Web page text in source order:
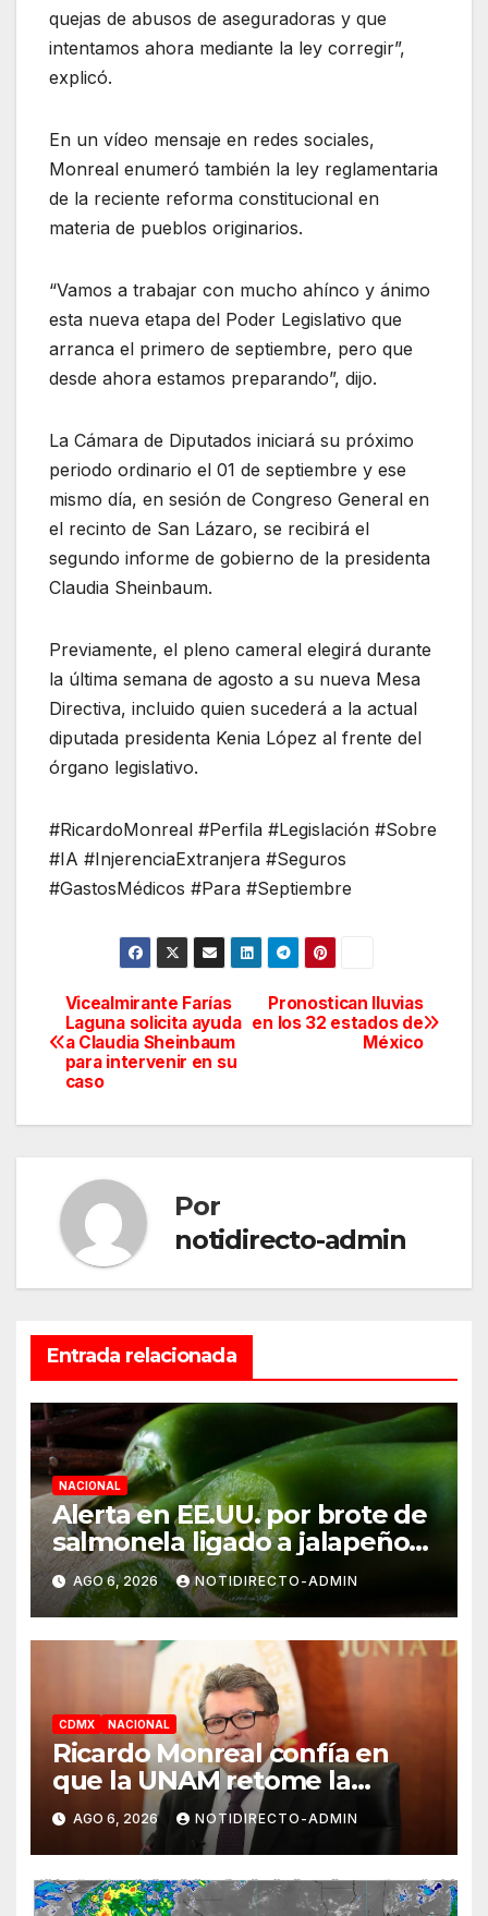
quejas de abusos de aseguradoras y que
intentamos ahora mediante la ley corregir”,
explicó.
En un vídeo mensaje en redes sociales,
Monreal enumeró también la ley reglamentaria
de la reciente reforma constitucional en
materia de pueblos originarios.
“Vamos a trabajar con mucho ahínco y ánimo
esta nueva etapa del Poder Legislativo que
arranca el primero de septiembre, pero que
desde ahora estamos preparando”, dijo.
La Cámara de Diputados iniciará su próximo
periodo ordinario el 01 de septiembre y ese
mismo día, en sesión de Congreso General en
el recinto de San Lázaro, se recibirá el
segundo informe de gobierno de la presidenta
Claudia Sheinbaum.
Previamente, el pleno cameral elegirá durante
la última semana de agosto a su nueva Mesa
Directiva, incluido quien sucederá a la actual
diputada presidenta Kenia López al frente del
órgano legislativo.
#RicardoMonreal #Perfila #Legislación #Sobre
#IA #InjerenciaExtranjera #Seguros
#GastosMédicos #Para #Septiembre
Navegación
de
Pronostican lluvias
en los 32 estados de
México
Vicealmirante Farías
Laguna solicita ayuda
a Claudia Sheinbaum
para intervenir en su
caso
Por
notidirecto-admin
Entrada relacionada
NACIONAL
Alerta en EE.UU. por brote de
salmonela ligado a jalapeños
mexicanos; reportan 345
casos
AGO 6, 2026 NOTIDIRECTO-ADMIN
CDMX NACIONAL
Ricardo Monreal confía en
que la UNAM retome la
normalidad e inicie el
semestre mediante el diálogo
AGO 6, 2026 NOTIDIRECTO-ADMIN